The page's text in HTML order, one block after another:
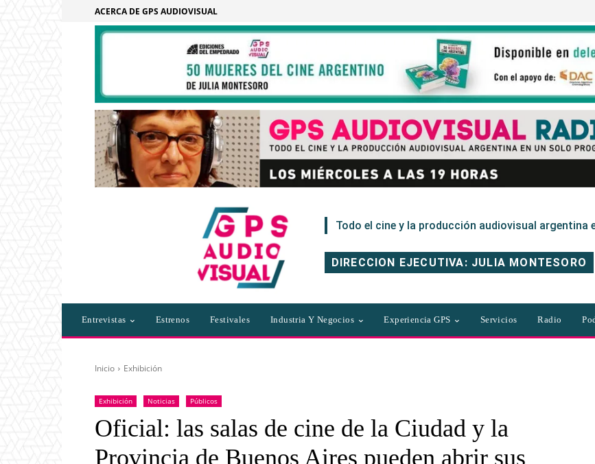
ACERCA DE GPS AUDIOVISUAL
Todo el cine y la producción audiovisual argentina
DIRECCION EJECUTIVA: JULIA MONTESORO
Entrevistas Estrenos Festivales Industria Y Negocios Experiencia GPS Servicios Radio
Inicio Exhibición
Exhibición Noticias Públicos
Oficial: las salas de cine de la Ciudad y la
Provincia de Buenos Aires pueden abrir sus